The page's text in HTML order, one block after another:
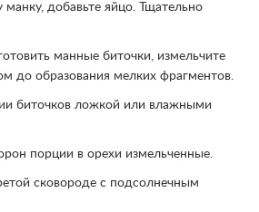
манку, добавьте яйцо. Тщательно
манные биточки, измельчите
до образования мелких фрагментов.
биточков ложкой или влажными
порции в орехи измельченные.
сковороде с подсолнечным